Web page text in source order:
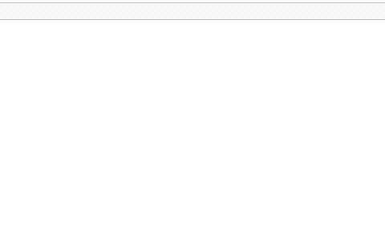
другое, побольше. Если решить одну